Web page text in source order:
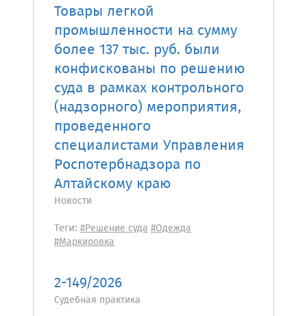
Товары легкой
промышленности на сумму
более 137 тыс. руб. были
конфискованы по решению
суда в рамках контрольного
(надзорного) мероприятия,
проведенного
специалистами Управления
Роспотербнадзора по
Алтайскому краю
Новости
Теги: #Решение суда#Одежда
#Маркировка
2-149/2026
Судебная практика